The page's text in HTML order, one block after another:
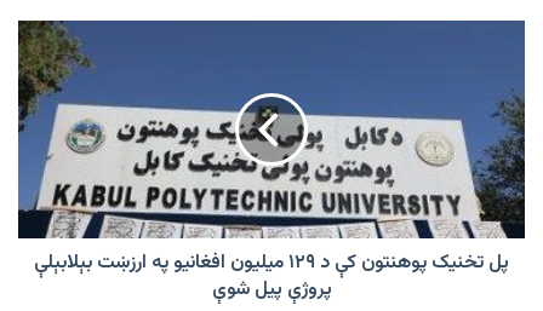
پوهنتون
کې
د
۱۲۹
میلیون
افغانیو
په
ارزښت
پل تخنیک پوهنتون کې د ۱۲۹ میلیون افغانیو په ارزښت بېلابېلې
پروژې پیل شوې